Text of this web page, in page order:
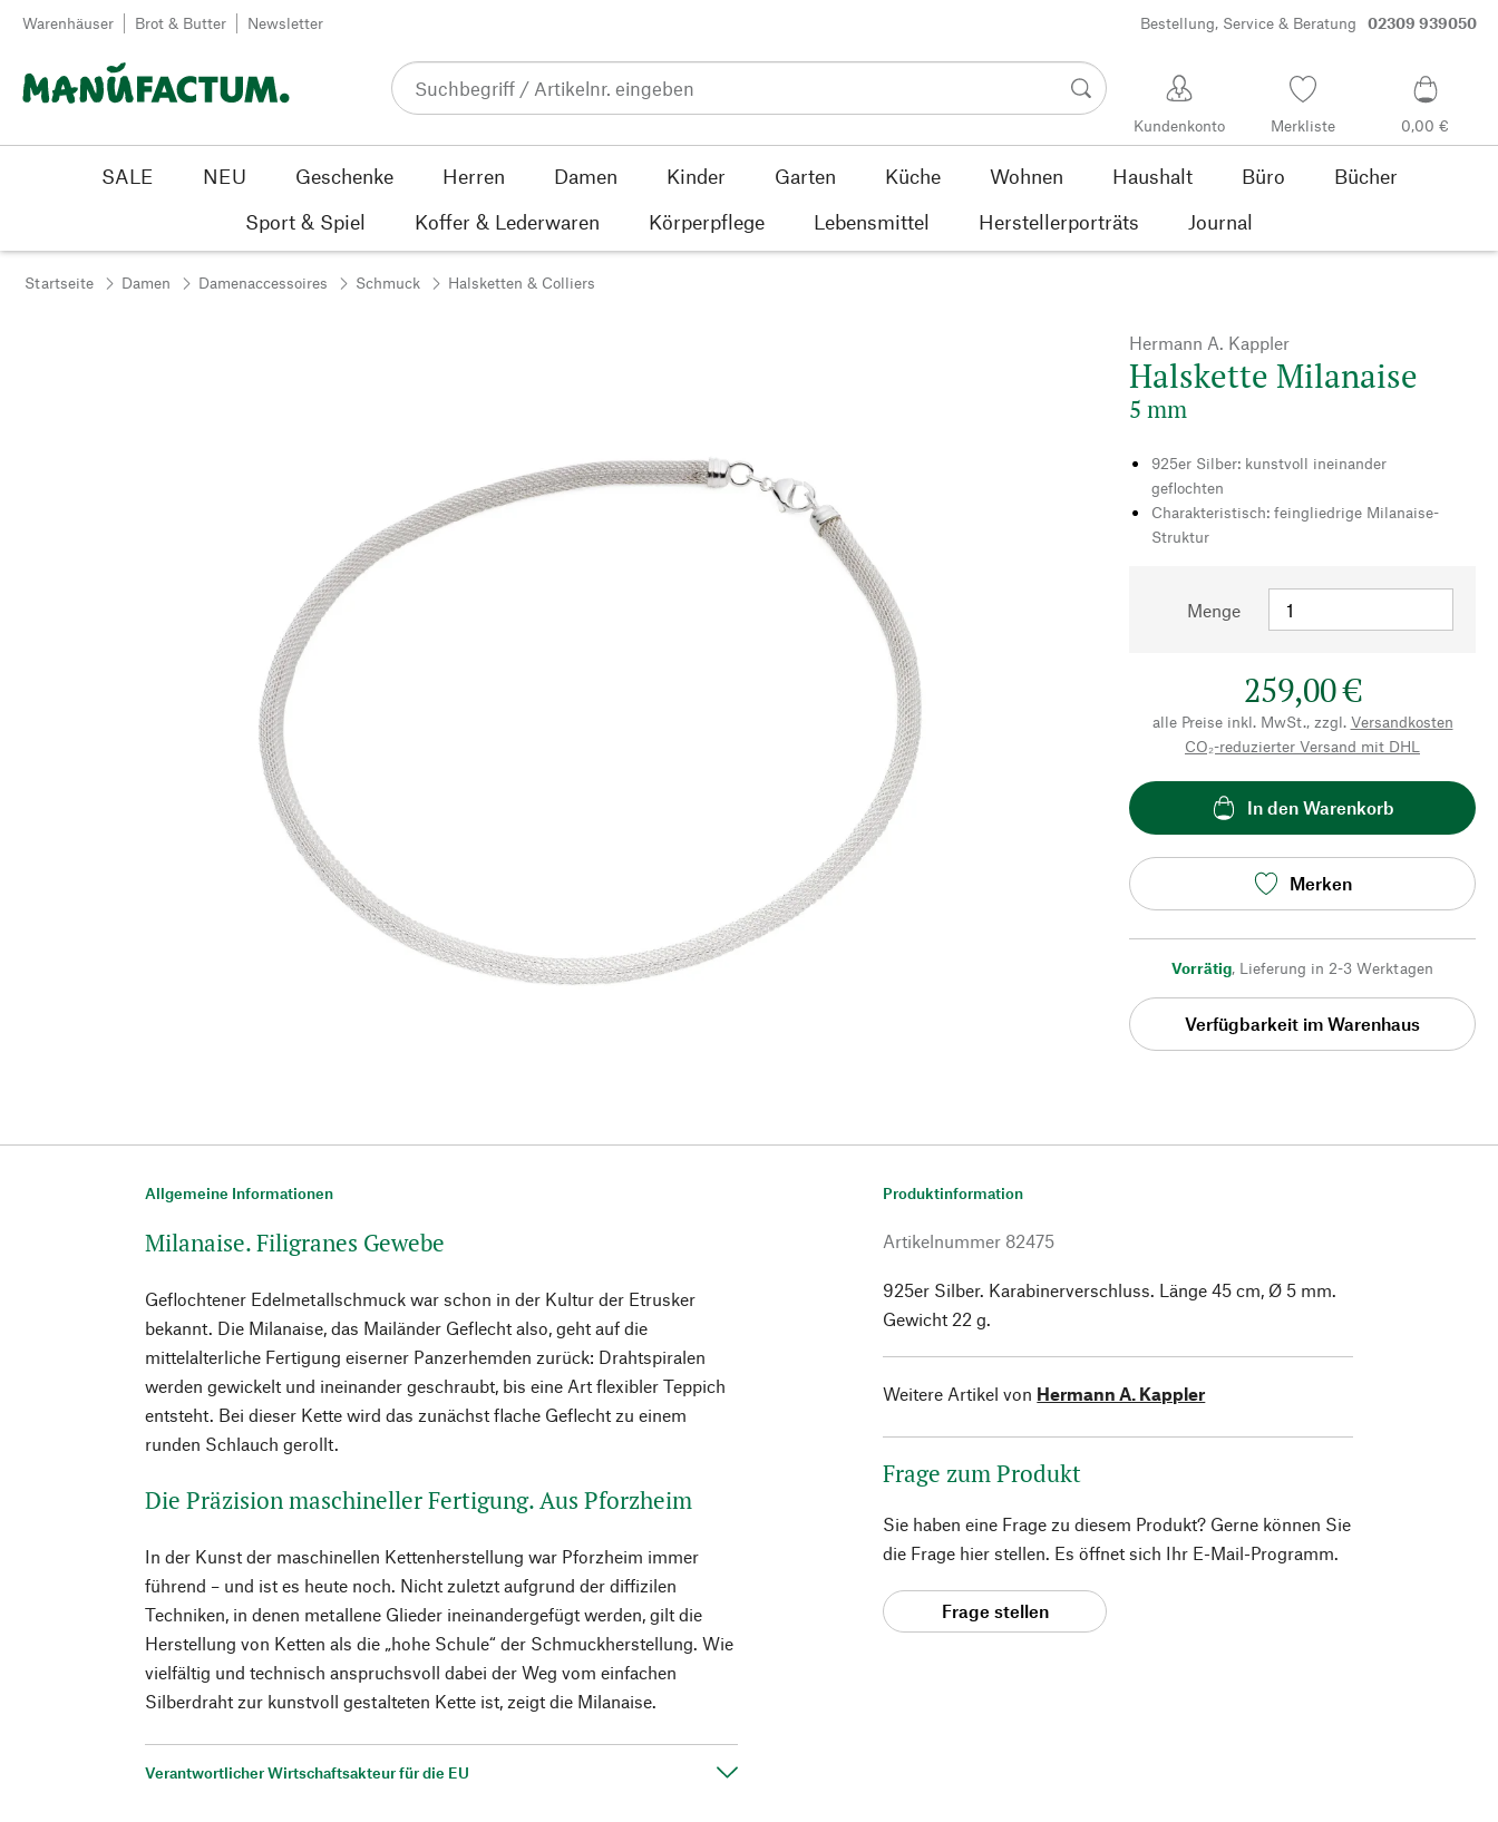
Zum Inhalt springen
Warenhäuser Brot & Butter Newsletter Bestellung, Service & Beratung 02309 939050
Kundenkonto Merkliste 0,00 €
SALE NEU Geschenke Herren Damen Kinder Garten Küche Wohnen Haushalt Büro
Bücher
Sport & Spiel
Koffer & Lederwaren Körperpflege Lebensmittel Herstellerporträts Journal
Startseite Damen Damenaccessoires Schmuck Halsketten & Colliers
Hermann A. Kappler
Halskette Milanaise
5 mm
925er Silber: kunstvoll ineinander
geflochten
Charakteristisch: feingliedrige Milanaise-
Struktur
Menge
259,00 €
alle Preise inkl. MwSt., zzgl. Versandkosten
CO₂-reduzierter Versand mit DHL
In den Warenkorb
Merken
Vorrätig, Lieferung in 2-3 Werktagen
Verfügbarkeit im Warenhaus
Allgemeine Informationen
Milanaise. Filigranes Gewebe
Geflochtener Edelmetallschmuck war schon in der Kultur der Etrusker
bekannt. Die Milanaise, das Mailänder Geflecht also, geht auf die
mittelalterliche Fertigung eiserner Panzerhemden zurück: Drahtspiralen
werden gewickelt und ineinander geschraubt, bis eine Art flexibler Teppich
entsteht. Bei dieser Kette wird das zunächst flache Geflecht zu einem
runden Schlauch gerollt.
Die Präzision maschineller Fertigung. Aus Pforzheim
In der Kunst der maschinellen Kettenherstellung war Pforzheim immer
führend – und ist es heute noch. Nicht zuletzt aufgrund der diffizilen
Techniken, in denen metallene Glieder ineinandergefügt werden, gilt die
Herstellung von Ketten als die „hohe Schule“ der Schmuckherstellung. Wie
vielfältig und technisch anspruchsvoll dabei der Weg vom einfachen
Silberdraht zur kunstvoll gestalteten Kette ist, zeigt die Milanaise.
Verantwortlicher Wirtschaftsakteur für die EU
Produktinformation
Artikelnummer 82475
925er Silber. Karabinerverschluss. Länge 45 cm, Ø 5 mm.
Gewicht 22 g.
Weitere Artikel von Hermann A. Kappler
Frage zum Produkt
Sie haben eine Frage zu diesem Produkt? Gerne können Sie
die Frage hier stellen. Es öffnet sich Ihr E-Mail-Programm.
Frage stellen